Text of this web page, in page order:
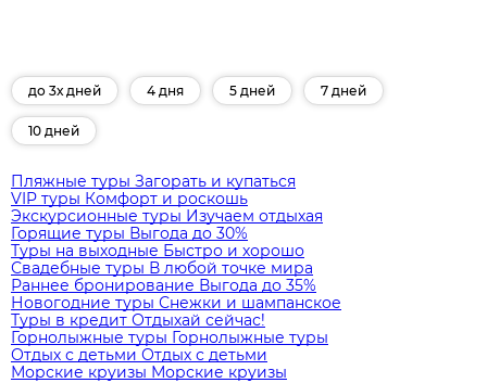
до 3х дней 4 дня 5 дней 7 дней
10 дней
Пляжные туры Загорать и купаться
VIP туры Комфорт и роскошь
Экскурсионные туры Изучаем отдыхая
Горящие туры Выгода до 30%
Туры на выходные Быстро и хорошо
Свадебные туры В любой точке мира
Раннее бронирование Выгода до 35%
Новогодние туры Снежки и шампанское
Туры в кредит Отдыхай сейчас!
Горнолыжные туры Горнолыжные туры
Отдых с детьми Отдых с детьми
Морские круизы Морские круизы